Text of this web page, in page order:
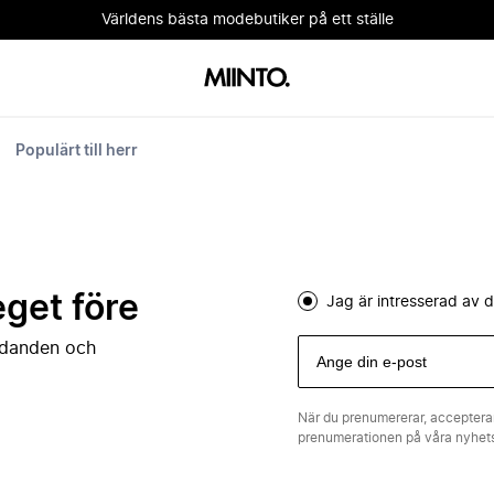
Världens bästa modebutiker på ett ställe
Populärt till herr
före
och
Jag är intresserad av
När du prenumererar,
prenumerationen på våra